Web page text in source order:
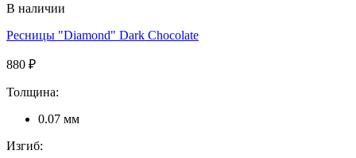
В наличии
Ресницы "Diamond" Dark Chocolate
880 ₽
Толщина:
0.07 мм
Изгиб: